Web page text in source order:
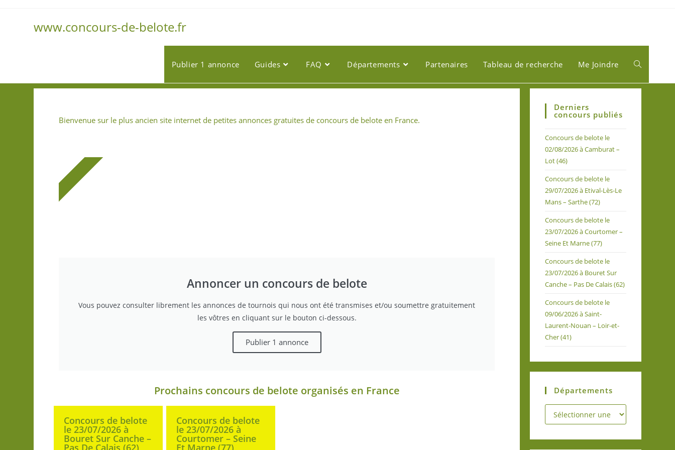
www.concours-de-belote.fr
Publier 1 annonce Guides FAQ Départements Partenaires Tableau de recherche Me Joindre
Bienvenue sur le plus ancien site internet de petites annonces gratuites de concours de belote en France.
Annoncer un concours de belote
Vous pouvez consulter librement les annonces de tournois qui nous ont été transmises et/ou soumettre gratuitement
les vôtres en cliquant sur le bouton ci-dessous.
Publier 1 annonce
GRATUIT
Prochains concours de belote organisés en France
Concours de belote
le 23/07/2026 à
Bouret Sur Canche –
Pas De Calais (62)
Concours de belote
le 23/07/2026 à
Courtomer – Seine
Et Marne (77)
Derniers
concours publiés
Concours de belote le
02/08/2026 à Camburat –
Lot (46)
Concours de belote le
29/07/2026 à Etival-Lès-Le
Mans – Sarthe (72)
Concours de belote le
23/07/2026 à Courtomer –
Seine Et Marne (77)
Concours de belote le
23/07/2026 à Bouret Sur
Canche – Pas De Calais (62)
Concours de belote le
09/06/2026 à Saint-
Laurent-Nouan – Loir-et-
Cher (41)
Départements